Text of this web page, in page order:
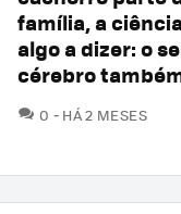
família, a
algo a dizer: o
cérebro
0 COMENTÁRIOS
HÁ 2 MESES